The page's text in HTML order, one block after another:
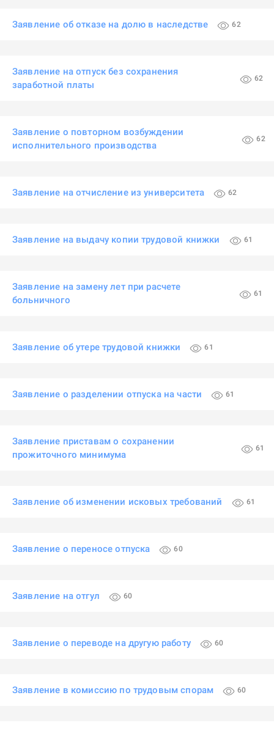
Заявление об отказе на долю в наследстве 62
Заявление на отпуск без сохранения
заработной платы
62
Заявление о повторном возбуждении
исполнительного производства
62
Заявление на отчисление из университета 62
Заявление на выдачу копии трудовой книжки 61
Заявление на замену лет при расчете
больничного
61
Заявление об утере трудовой книжки 61
Заявление о разделении отпуска на части 61
Заявление приставам о сохранении
прожиточного минимума
61
Заявление об изменении исковых требований 61
Заявление о переносе отпуска 60
Заявление на отгул 60
Заявление о переводе на другую работу 60
Заявление в комиссию по трудовым спорам 60